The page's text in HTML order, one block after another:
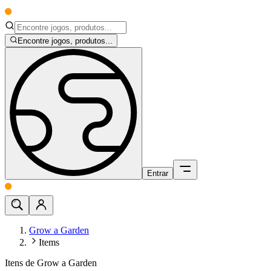
Encontre jogos, produtos...
Entrar
Grow a Garden
Items
Itens de Grow a Garden